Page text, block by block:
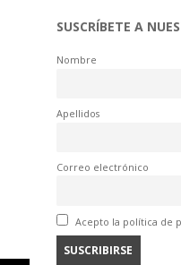
SUSCRÍBETE A
Nombre
Apellidos
Correo electrónico
Acepto la política de